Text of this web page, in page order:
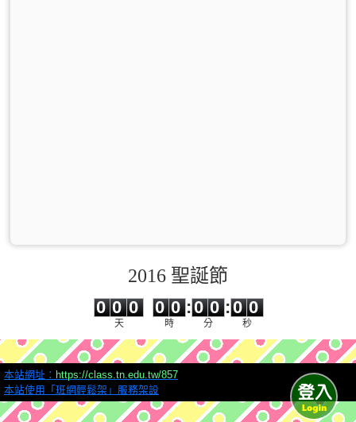
2016 聖誕節
0 0 0
天
0
0
0
時
:
0
0
0
0
分
:0 0
秒
本站網址： https://class.tn.edu.tw/857
本站使用「班網輕鬆架」服務架設